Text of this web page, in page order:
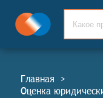
Главная >
Оценка